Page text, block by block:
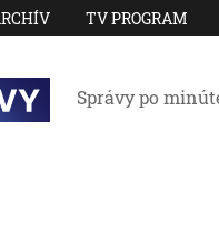
TV PROGRAM
Správy po